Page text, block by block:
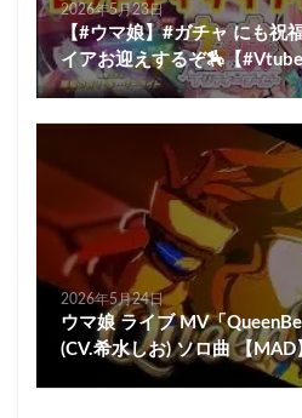
2026年5月23日
【#ウマ娘】#ガチャ にも祝
イアお迎えするぞ🏇【
2026年5月24日
ウマ娘 ライブ MV「
(CV.希水しお) ソロ曲 【MAD